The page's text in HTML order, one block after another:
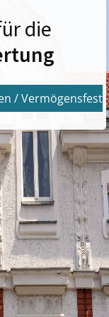
die
/